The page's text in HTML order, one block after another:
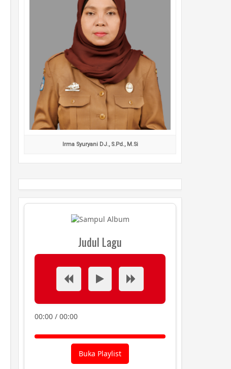
Irma Syuryani DJ., S.Pd., M.Si
Judul Lagu
00:00 / 00:00
Buka Playlist